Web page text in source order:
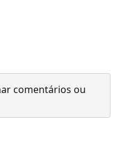
comentários ou